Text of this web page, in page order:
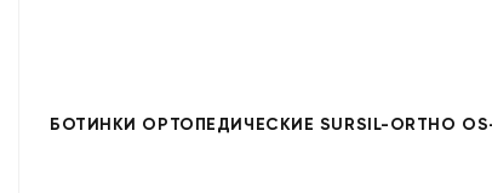
БОТИНКИ ОРТОПЕДИЧЕСКИЕ SURSIL-ORTHO